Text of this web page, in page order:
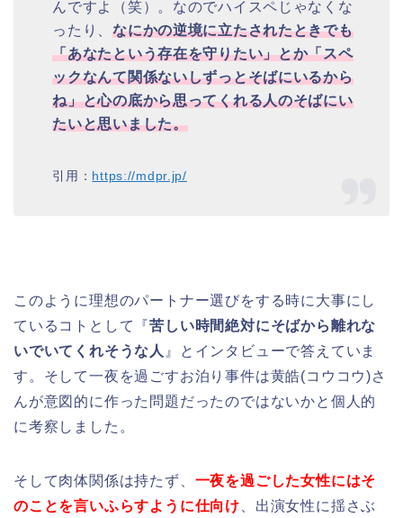
んですよ（笑）。なのでハイスペじゃなくな
ったり、なにかの逆境に立たされたときでも
「あなたという存在を守りたい」とか「スペ
ックなんて関係ないしずっとそばにいるから
ね」と心の底から思ってくれる人のそばにい
たいと思いました。
引用： https://mdpr.jp/
このように理想のパートナー選びをする時に大事にし
ているコトとして『苦しい時間絶対にそばから離れな
いでいてくれそうな人 』とインタビューで答えていま
す。そして一夜を過ごすお泊り事件は黄皓(コウコウ)さ
んが意図的に作った問題だったのではないかと個人的
に考察しました。
そして肉体関係は持たず、 一夜を過ごした女性にはそ
のことを言いふらすように仕向け 、出演女性に揺さぶ